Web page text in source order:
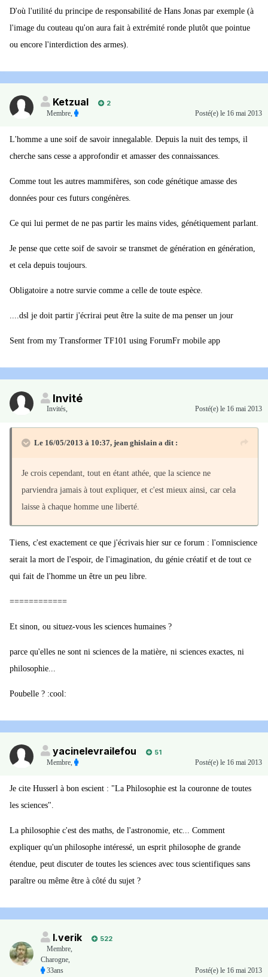
D'où l'utilité du principe de responsabilité de Hans Jonas par exemple (à
l'image du couteau qu'on aura fait à extrémité ronde plutôt que pointue
ou encore l'interdiction des armes).
Ketzual
2
Membre, Posté(e) le 16 mai 2013
L'homme a une soif de savoir innegalable. Depuis la nuit des temps, il
cherche sans cesse a approfondir et amasser des connaissances.
Comme tout les autres mammifères, son code génétique amasse des
données pour ces futurs congénères.
Ce qui lui permet de ne pas partir les mains vides, génétiquement parlant.
Je pense que cette soif de savoir se transmet de génération en génération,
et cela depuis toujours.
Obligatoire a notre survie comme a celle de toute espèce.
....dsl je doit partir j'écrirai peut être la suite de ma penser un jour
Sent from my Transformer TF101 using ForumFr mobile app
Invité
Invités, Posté(e) le 16 mai 2013
Le 16/05/2013 à 10:37, jean ghislain a dit :
Je crois cependant, tout en étant athée, que la science ne
parviendra jamais à tout expliquer, et c'est mieux ainsi, car cela
laisse à chaque homme une liberté.
Tiens, c'est exactement ce que j'écrivais hier sur ce forum : l'omniscience
serait la mort de l'espoir, de l'imagination, du génie créatif et de tout ce
qui fait de l'homme un être un peu libre.
============
Et sinon, ou situez-vous les sciences humaines ?
parce qu'elles ne sont ni sciences de la matière, ni sciences exactes, ni
philosophie...
Poubelle ? :cool:
yacinelevrailefou
51
Membre, Posté(e) le 16 mai 2013
Je cite Husserl à bon escient : "La Philosophie est la couronne de toutes
les sciences".
La philosophie c'est des maths, de l'astronomie, etc... Comment
expliquer qu'un philosophe intéressé, un esprit philosophe de grande
étendue, peut discuter de toutes les sciences avec tous scientifiques sans
paraître ou même être à côté du sujet ?
I.verik
522
Membre,
Charogne,
33ans
Posté(e) le 16 mai 2013